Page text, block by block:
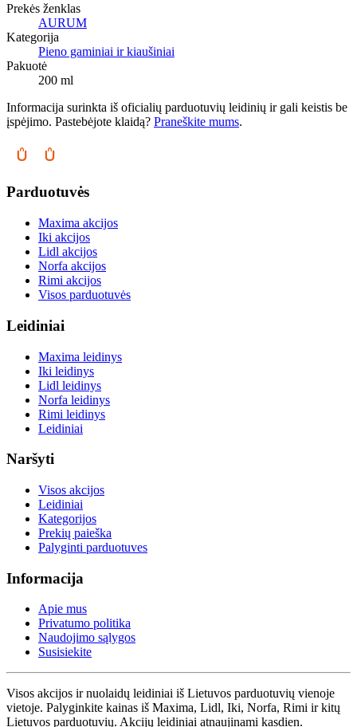
Prekės ženklas
AURUM
Kategorija
Pieno gaminiai ir kiaušiniai
Pakuotė
200 ml
Informacija surinkta iš oficialių parduotuvių leidinių ir gali keistis be
įspėjimo. Pastebėjote klaidą? Praneškite mums.
Parduotuvės
Maxima akcijos
Iki akcijos
Lidl akcijos
Norfa akcijos
Rimi akcijos
Visos parduotuvės
Leidiniai
Maxima leidinys
Iki leidinys
Lidl leidinys
Norfa leidinys
Rimi leidinys
Leidiniai
Naršyti
Visos akcijos
Leidiniai
Kategorijos
Prekių paieška
Palyginti parduotuves
Informacija
Apie mus
Privatumo politika
Naudojimo sąlygos
Susisiekite
Visos akcijos ir nuolaidų leidiniai iš Lietuvos parduotuvių vienoje
vietoje. Palyginkite kainas iš Maxima, Lidl, Iki, Norfa, Rimi ir kitų
Lietuvos parduotuvių. Akcijų leidiniai atnaujinami kasdien.